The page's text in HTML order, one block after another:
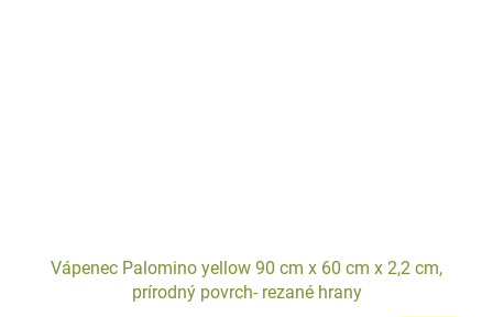
Vápenec Palomino yellow 90 cm x 60 cm x 2,2 cm,
prírodný povrch- rezané hrany